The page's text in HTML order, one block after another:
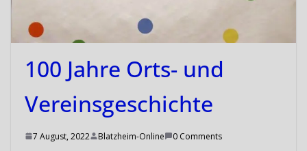
100 Jahre Orts- und
Vereinsgeschichte
7 August, 2022 Blatzheim-Online 0 Comments